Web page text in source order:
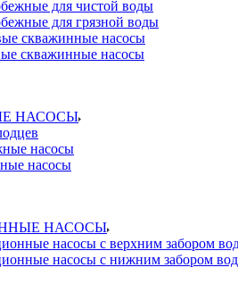
для чистой воды
для грязной воды
скважинные насосы
скважинные насосы
НАСОСЫ
насосы
насосы
НАСОСЫ
насосы с верхним забором
насосы с нижним забором